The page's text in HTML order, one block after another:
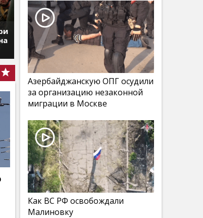
Азербайджанскую ОПГ осудили
за организацию незаконной
миграции в Москве
Как ВС РФ освобождали
Малиновку